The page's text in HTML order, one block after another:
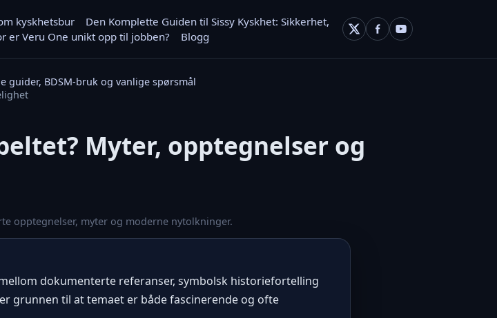
kyskhetsbur
Den Komplette Guiden til Sissy Kyskhet: Sikkerhet,
er Veru One unikt opp til jobben? Blogg
guider, BDSM-bruk og vanlige spørsmål
Myter, opptegnelser og
opptegnelser, myter og moderne nytolkninger.
dokumenterte referanser, symbolsk historiefortelling
grunnen til at temaet er både fascinerende og ofte